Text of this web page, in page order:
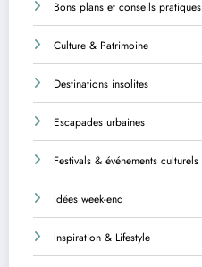
Bons plans et conseils pratiques
Culture & Patrimoine
Destinations insolites
Escapades urbaines
Festivals & événements culturels
Idées week-end
Inspiration & Lifestyle